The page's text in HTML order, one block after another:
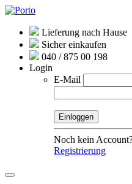
Lieferung nach Hause
Sicher einkaufen
040 / 875 00 198
Login
E-Mail
Noch kein
Registrierung